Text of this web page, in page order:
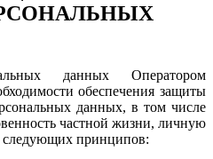
данных Оператором
обеспечения защиты
данных, в том числе
частной жизни, личную
следующих принципов: